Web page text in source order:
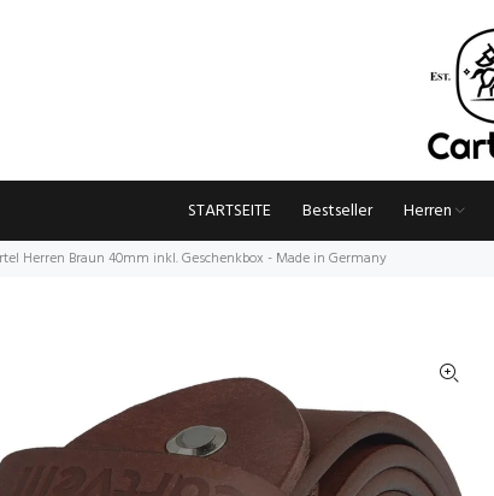
STARTSEITE Bestseller Herren
Herren Braun 40mm inkl. Geschenkbox - Made in Germany